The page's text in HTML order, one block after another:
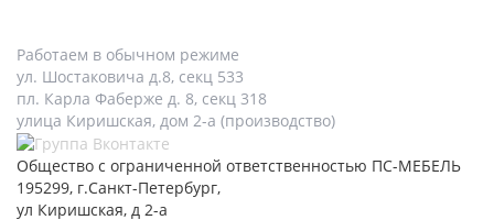
Работаем в обычном режиме
ул. Шостаковича д.8, секц 533
пл. Карла Фаберже д. 8, секц 318
улица Киришская, дом 2-а (производство)
Общество с ограниченной ответственностью ПС-МЕБЕЛЬ
195299, г.Санкт-Петербург,
ул Киришская, д 2-а